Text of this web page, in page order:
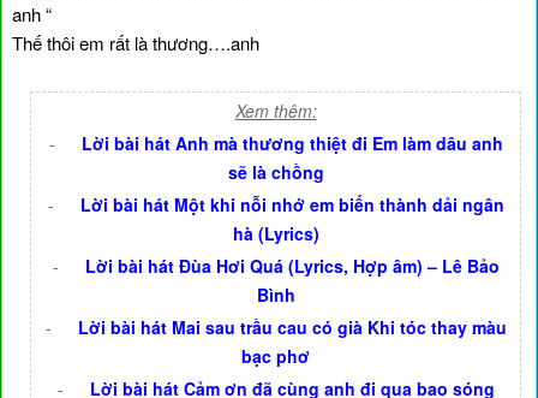
anh “
Thế thôi em rất là thương….anh
Xem thêm:
-
Lời bài hát Anh mà thương thiệt đi Em làm dâu anh
sẽ là chồng
-
Lời bài hát Một khi nỗi nhớ em biến thành dải ngân
hà (Lyrics)
-
Lời bài hát Đùa Hơi Quá (Lyrics, Hợp âm) – Lê Bảo
Bình
-
Lời bài hát Mai sau trầu cau có già Khi tóc thay màu
bạc phơ
-
Lời bài hát Cảm ơn đã cùng anh đi qua bao sóng